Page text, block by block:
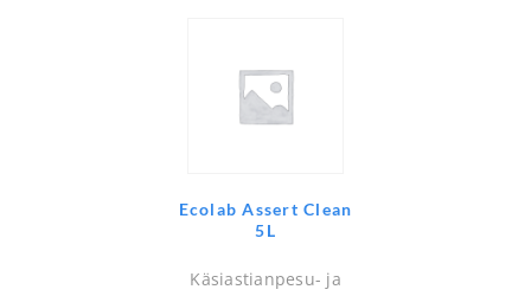
Ecolab Assert Clean
5L
Käsiastianpesu- ja